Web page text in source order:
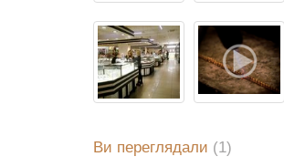
Ви переглядали (1)